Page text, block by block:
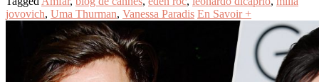
jovovich, Uma Thurman, Vanessa Paradis En Savoir +